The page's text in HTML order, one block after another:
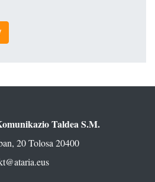
Taldea S.M.
20 Tolosa 20400